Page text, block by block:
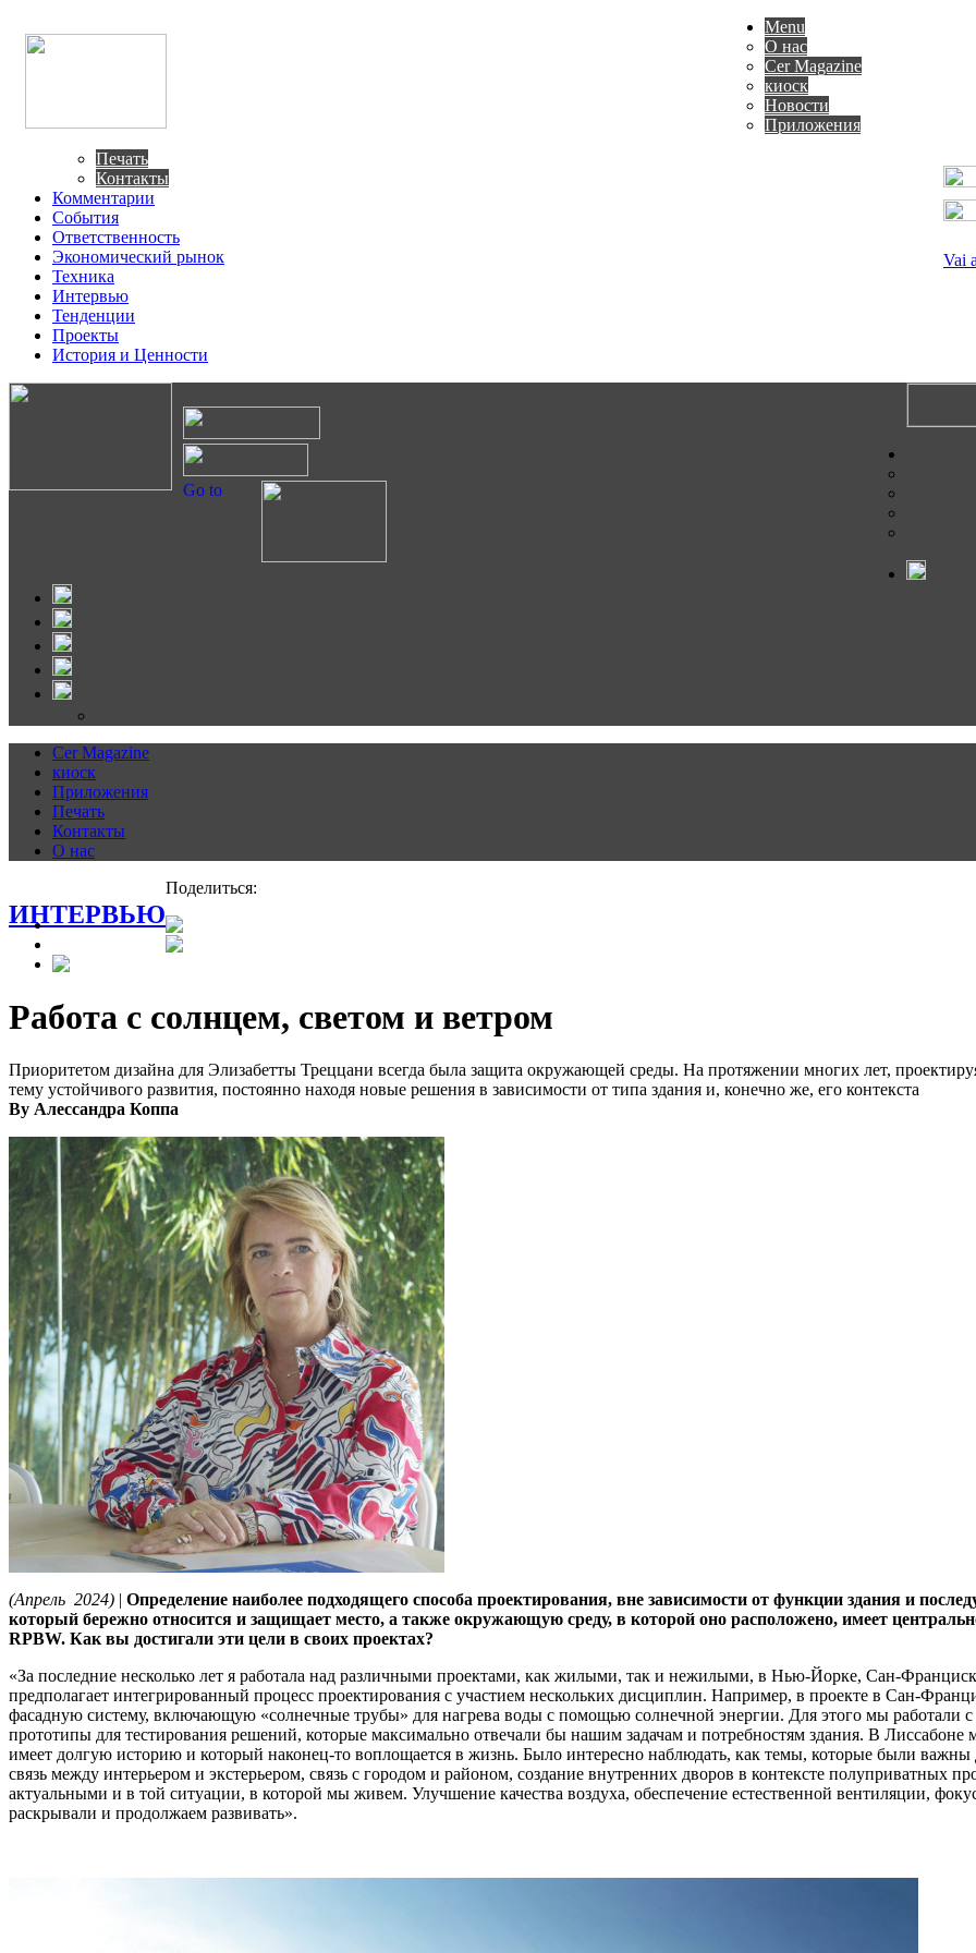
Vai a
Menu
О нас
Cer Magazine
киоск
Новости
Приложения
Печать
Контакты
Комментарии
События
Ответственность
Экономический рынок
Техника
Интервью
Тенденции
Проекты
История и Ценности
Go to
Cer Magazine
киоск
Приложения
Печать
Контакты
О нас
ИНТЕРВЬЮ
Поделиться:
Работа с солнцем, светом и ветром
Приоритетом дизайна для Элизабетты Треццани всегда была защита окружающей среды. На протяжении многих лет,
тему устойчивого развития, постоянно находя новые решения в зависимости от типа здания и, конечно же, его контекста
By Алессандра Коппа
(Апрель 2024)
Определение наиболее подходящего способа проектирования, вне зависимости от функции здания и
который бережно относится и защищает место, а также окружающую среду, в которой оно расположено, имеет
RPBW. Как вы достигали эти цели в своих проектах?
«За последние несколько лет я работала над различными проектами, как жилыми, так и нежилыми, в Нью-Йорке, Сан-
предполагает интегрированный процесс проектирования с участием нескольких дисциплин. Например, в проекте в Сан-
фасадную систему, включающую «солнечные трубы» для нагрева воды с помощью солнечной энергии. Для этого мы работали с
прототипы для тестирования решений, которые максимально отвечали бы нашим задачам и потребностям здания. В
имеет долгую историю и который наконец-то воплощается в жизнь. Было интересно наблюдать, как темы, которые были важны
связь между интерьером и экстерьером, связь с городом и районом, создание внутренних дворов в контексте полуприватных
актуальными и в той ситуации, в которой мы живем. Улучшение качества воздуха, обеспечение естественной вентиляции,
раскрывали и продолжаем развивать».